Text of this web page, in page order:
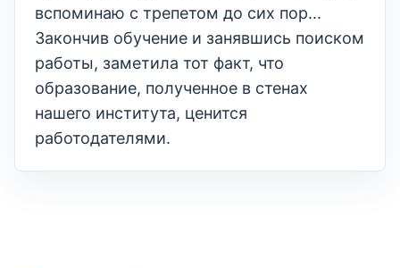
вспоминаю с трепетом до сих пор...
Закончив обучение и занявшись поиском
работы, заметила тот факт, что
образование, полученное в стенах
нашего института, ценится
работодателями.